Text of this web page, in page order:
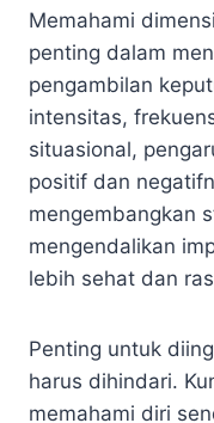
Memahami
penting dalam
pengambilan
intensitas,
situasional,
positif dan
mengembangkan
mengendalikan
lebih sehat dan
Penting untuk
harus dihindari.
memahami diri